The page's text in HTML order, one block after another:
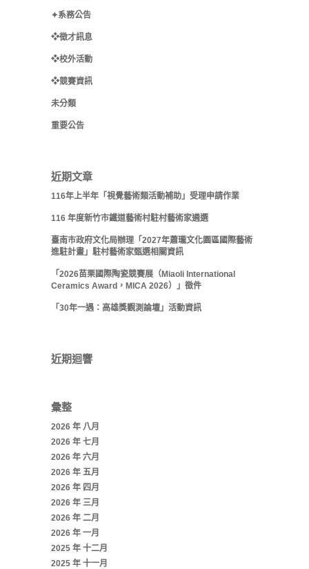
✦系務公告
❖徵才訊息
❖校外活動
❖競賽資訊
未分類
重要公告
近期文章
116年上半年「視覺藝術類活動補助」受理申請作業
116 年度新竹市鐵道藝術村駐村藝術家遴選
臺南市政府文化局辦理「2027年蕭瓏文化園區國際藝術
進駐計畫」駐村藝術家甄選相關資訊
「2026苗栗國際陶瓷競賽展（Miaoli International
Ceramics Award，MICA 2026）」徵件
「30年一遇：高雄獎觀測論壇」活動資訊
近期迴響
彙整
2026 年 八月
2026 年 七月
2026 年 六月
2026 年 五月
2026 年 四月
2026 年 三月
2026 年 二月
2026 年 一月
2025 年 十二月
2025 年 十一月